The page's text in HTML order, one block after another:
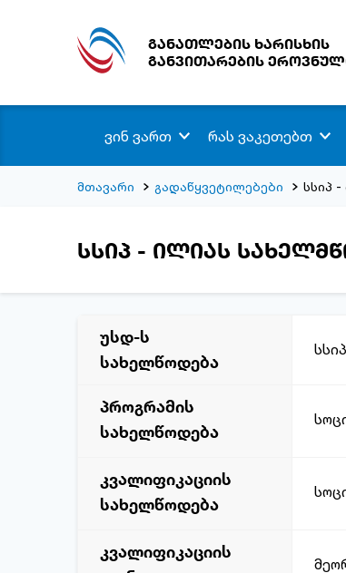
განათლების ხარისხის
განვითარების
ვინ ვართ რას ვაკეთებთ
მთავარი გადაწყვეტილებები სსიპ
სსიპ - ილიას
უსდ-ს
სახელწოდება
პროგრამის
სახელწოდება
კვალიფიკაციის
სახელწოდება
კვალიფიკაციის